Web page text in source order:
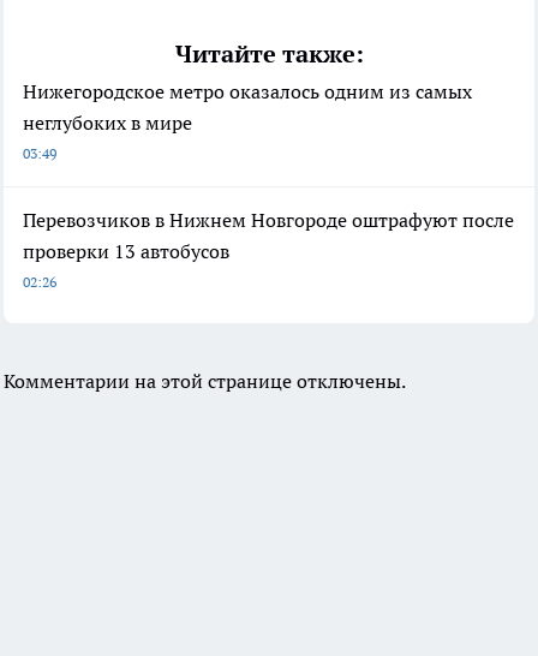
Читайте также:
Нижегородское метро оказалось одним из самых
неглубоких в мире
03:49
Перевозчиков в Нижнем Новгороде оштрафуют после
проверки 13 автобусов
02:26
Комментарии на этой странице отключены.